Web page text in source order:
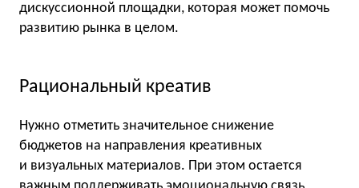
дискуссионной площадки, которая может помочь
развитию рынка в целом.
Рациональный креатив
Нужно отметить значительное снижение
бюджетов на направления креативных
и визуальных материалов. При этом остается